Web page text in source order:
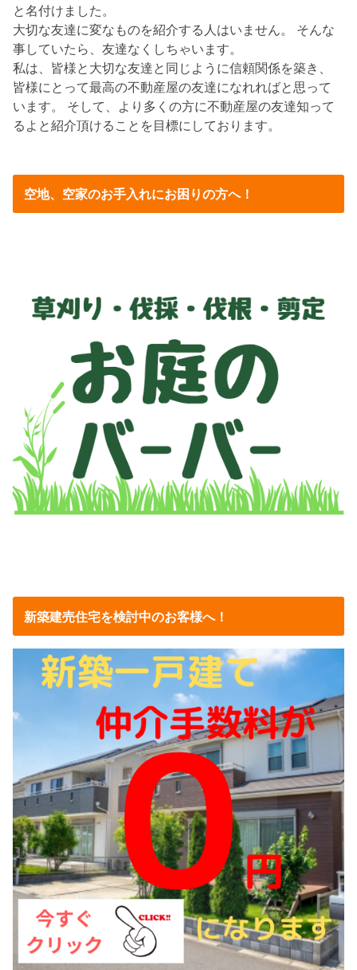
と名付けました。
大切な友達に変なものを紹介する人はいません。 そんな
事していたら、友達なくしちゃいます。
私は、皆様と大切な友達と同じように信頼関係を築き、
皆様にとって最高の不動産屋の友達になれればと思って
います。 そして、より多くの方に不動産屋の友達知って
るよと紹介頂けることを目標にしております。
空地、空家のお手入れにお困りの方へ！
新築建売住宅を検討中のお客様へ！